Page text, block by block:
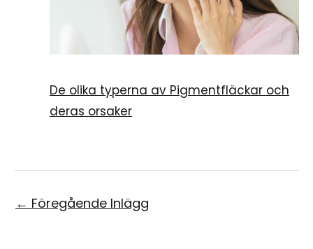
De olika typerna av Pigmentfläckar och
deras orsaker
← Föregående Inlägg